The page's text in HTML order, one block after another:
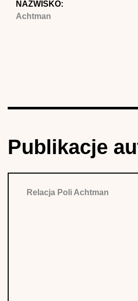
NAZWISKO:
Achtman
Publikacje
Relacja Poli Achtman